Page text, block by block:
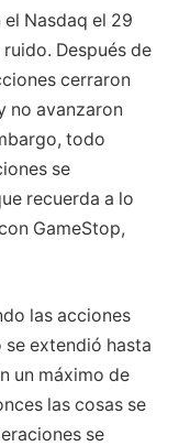
Nasdaq el 29
Después de
cerraron
no avanzaron
todo
se
recuerda a lo
GameStop,
las acciones
se extendió hasta
un máximo de
las cosas se
se